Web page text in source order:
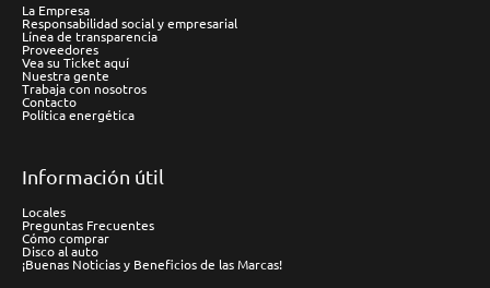
La Empresa
Responsabilidad social y empresarial
Línea de transparencia
Proveedores
Vea su Ticket aquí
Nuestra gente
Trabaja con nosotros
Contacto
Política energética
Información útil
Locales
Preguntas Frecuentes
Cómo comprar
Disco al auto
¡Buenas Noticias y Beneficios de las Marcas!